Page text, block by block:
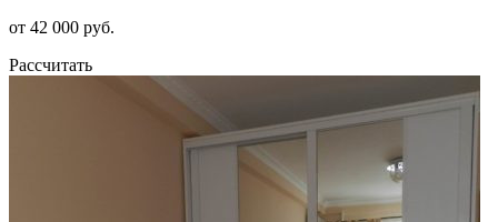
от 42 000 руб.
Рассчитать